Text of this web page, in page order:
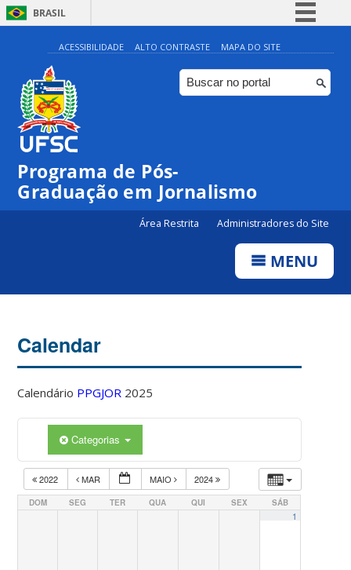
BRASIL
Simplifique!
Comunica BR
Participe
ACESSIBILIDADE ALTO CONTRASTE MAPA DO SITE
Programa de Pós-
Graduação em Jornalismo
Área Restrita Administradores do Site
MENU
Calendar
Calendário PPGJOR 2025
Categorias
2022 MAR MAIO 2024
DOM SEG TER QUA QUI SEX SÁB
1